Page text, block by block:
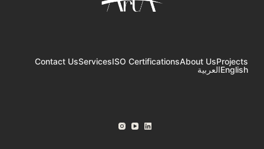
Projects
About Us
ISO Certifications
Services
Contact Us
Englishالعربية